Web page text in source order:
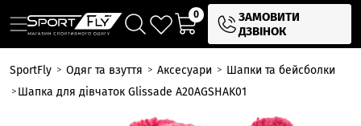
0
ЗАМОВИТИ
ДЗВІНОК
SportFly Одяг та взуття Аксесуари
Шапки та бейсболки
Шапка для дівчаток Glissade A20AGSHAK01